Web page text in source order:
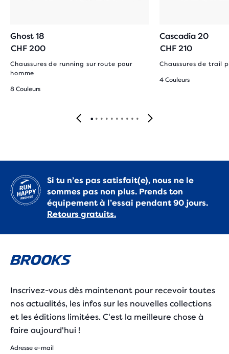
Ghost 18
CHF 200
Chaussures de running sur route pour
homme
8 Couleurs
Cascadia 20
CHF 210
Chaussures de trail
4 Couleurs
Si tu n’es pas satisfait(e), nous ne le
sommes pas non plus. Prends ton
équipement à l’essai pendant 90 jours.
Retours gratuits.
Inscrivez-vous dès maintenant pour recevoir toutes
nos actualités, les infos sur les nouvelles collections
et les éditions limitées. C'est la meilleure chose à
faire aujourd'hui !
Adresse e-mail